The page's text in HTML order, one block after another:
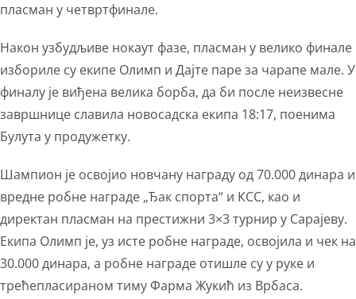
пласман у четвртфинале.
Након узбудљиве нокаут фазе, пласман у велико финале
избориле су екипе Олимп и Дајте паре за чарапе мале. У
финалу је виђена велика борба, да би после неизвесне
завршнице славила новосадска екипа 18:17, поенима
Булута у продужетку.
Шампион је освојио новчану награду од 70.000 динара и
вредне робне награде „Ђак спорта“ и КСС, као и
директан пласман на престижни 3×3 турнир у Сарајеву.
Екипа Олимп је, уз исте робне награде, освојила и чек на
30.000 динара, а робне награде отишле су у руке и
трећепласираном тиму Фарма Жукић из Врбаса.